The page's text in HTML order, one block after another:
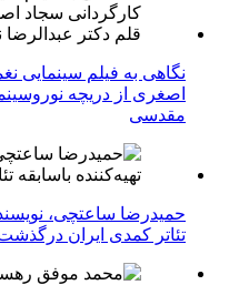
نگاهی به فیلم سینمایی
اصغری از دریچه
مقدسی
حمیدرضا ساعتچی،
تئاتر کمدی ایران